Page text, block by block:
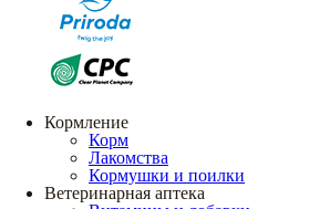
Кормление
Корм
Лакомства
Кормушки и поилки
Ветеринарная аптека